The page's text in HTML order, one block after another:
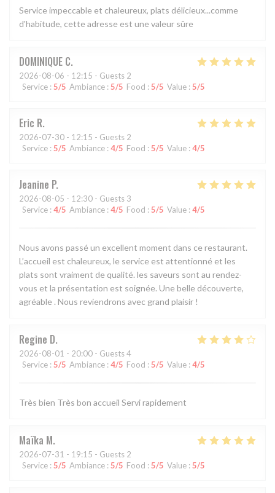
Service impeccable et chaleureux, plats délicieux...comme
d'habitude, cette adresse est une valeur sûre
DOMINIQUE C
2026-08-06 - 12:15 - Guests 2
Service : 5/5 Ambiance : 5/5 Food : 5/5 Value : 5/5
Eric R
2026-07-30 - 12:15 - Guests 2
Service : 5/5 Ambiance : 4/5 Food : 5/5 Value : 4/5
Jeanine P
2026-08-05 - 12:30 - Guests 3
Service : 4/5 Ambiance : 4/5 Food : 5/5 Value : 4/5
Nous avons passé un excellent moment dans ce restaurant.
L’accueil est chaleureux, le service est attentionné et les
plats sont vraiment de qualité. les saveurs sont au rendez-
vous et la présentation est soignée. Une belle découverte,
agréable . Nous reviendrons avec grand plaisir !
Regine D
2026-08-01 - 20:00 - Guests 4
Service : 5/5 Ambiance : 4/5 Food : 5/5 Value : 4/5
Très bien Très bon accueil Servi rapidement
Maïka M
2026-07-31 - 19:15 - Guests 2
Service : 5/5 Ambiance : 5/5 Food : 5/5 Value : 5/5